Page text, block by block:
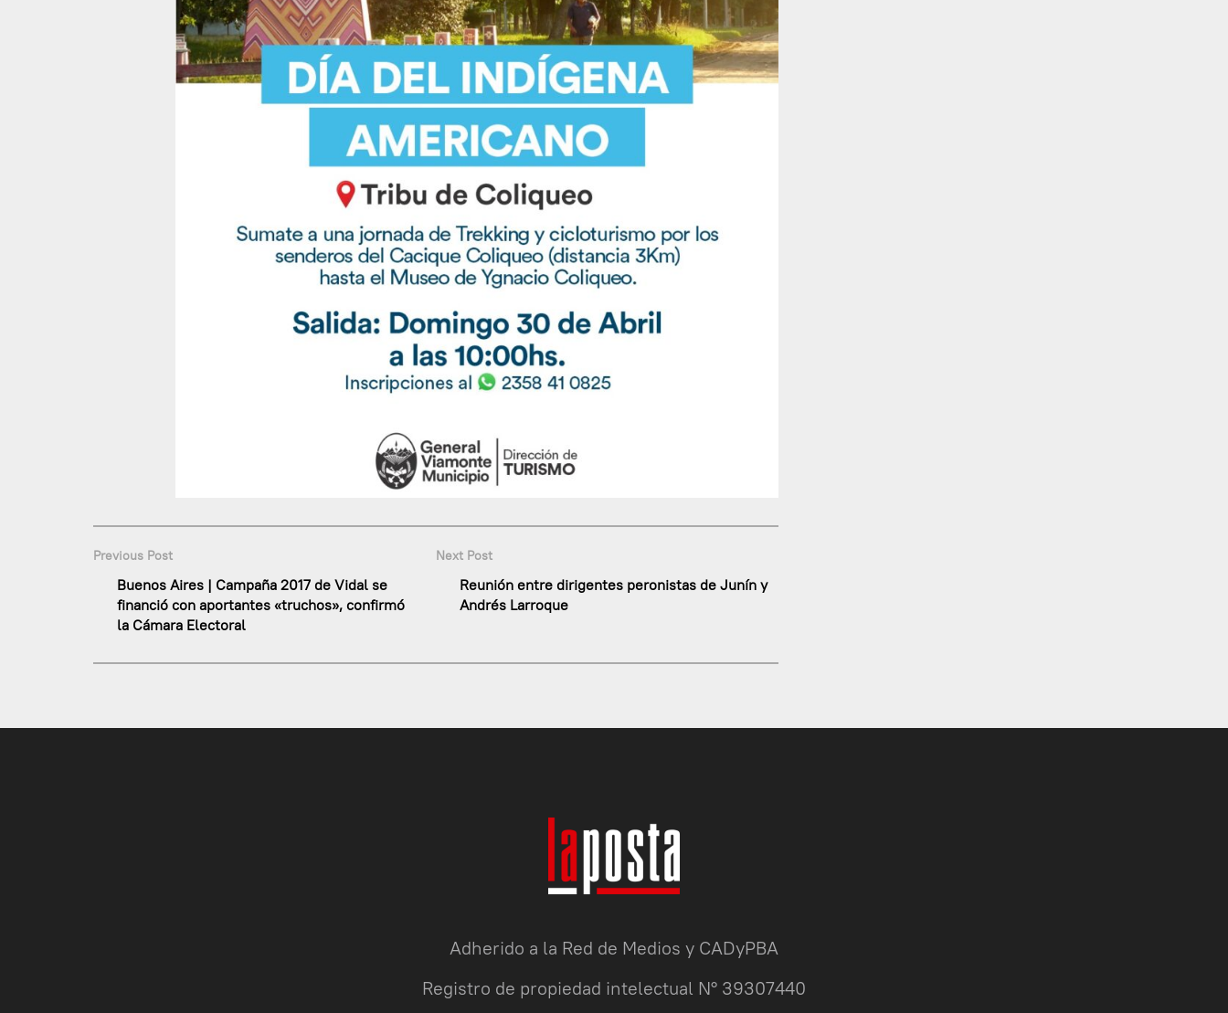
Previous Post
Buenos Aires | Campaña 2017 de Vidal se
financió con aportantes «truchos», confirmó
la Cámara Electoral
Next Post
Reunión entre dirigentes peronistas de Junín y
Andrés Larroque
Adherido a la Red de Medios y CADyPBA
Registro de propiedad intelectual N° 39307440